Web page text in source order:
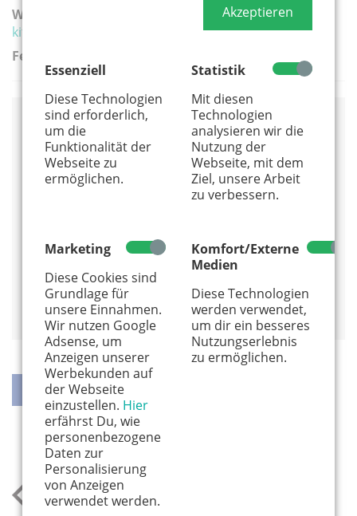
Akzeptieren
Essenziell
Diese Technologien
sind erforderlich,
um die
Funktionalität der
Webseite zu
ermöglichen.
Statistik
Mit diesen
Technologien
analysieren wir die
Nutzung der
Webseite, mit dem
Ziel, unsere Arbeit
zu verbessern.
Marketing
Diese Cookies sind
Grundlage für
unsere Einnahmen.
Wir nutzen Google
Adsense, um
Anzeigen unserer
Werbekunden auf
der Webseite
einzustellen. Hier
erfährst Du, wie
personenbezogene
Daten zur
Personalisierung
von Anzeigen
verwendet werden.
Komfort/Externe
Medien
Diese Technologien
werden verwendet,
um dir ein besseres
Nutzungserlebnis
zu ermöglichen.
Weiterführender Link:
kitts-ev.de/unsere-kurse/fussballgarten/#junkersdorf
Ferien:
Veranstaltungsort
Ostkampfbahn
Junkersdorferstraße
Alles von diesem Anbieter anzeigen
Auf Google Maps anzeigen
teilentwitternweiterleiten
vorheriger Kurs
Töpfern für Anfänger – Kreativ-